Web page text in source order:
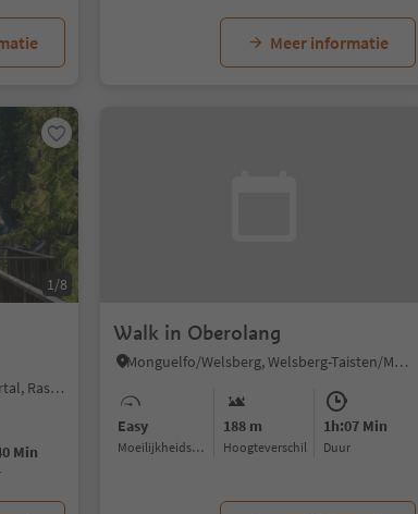
Meer informatie
1/8
Anterselva di Mezzo/Antholz-Mittertal, Rasen-Antholz/Rasun Anterselva, Dolomites Region Kronplatz/Plan de Corones
Min
Walk in Oberolang
Monguelfo/Welsberg, Welsberg-Taisten/Monguelfo-Tesido, Dolomites Region Kronplatz/Plan de Corones
Easy
Moeilijkheidsgraad
188 m
Hoogteverschil
1h:07 Min
Duur